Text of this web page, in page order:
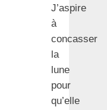
J’aspire
à
concasser
la
lune
pour
qu’elle